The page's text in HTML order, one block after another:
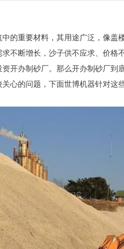
的重要材料，其用途广泛，像盖
不断增长，沙子供不应求、价格
资开办制砂厂。那么开办制砂厂到
心的问题，下面世博机器针对这